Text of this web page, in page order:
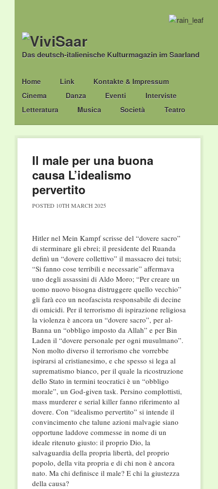
Das deutsch-italienische Kulturmagazin im Saarland
Main menu
Skip
to
content
Home Link
Kontakte & Impressum
Cinema
Danza Eventi
Interviste
Letteratura
Musica Società Teatro
Il male per una buona
causa L’idealismo
pervertito
POSTED 10TH MARCH 2025
Hitler nel Mein Kampf scrisse del “dovere sacro”
di sterminare gli ebrei; il presidente del Ruanda
definì un “dovere collettivo” il massacro dei tutsi;
“Si fanno cose terribili e necessarie” affermava
uno degli assassini di Aldo Moro; “Per creare un
uomo nuovo bisogna distruggere quello vecchio”
gli farà eco un neofascista responsabile di decine
di omicidi. Per il terrorismo di ispirazione religiosa
la violenza è ancora un “dovere sacro”, per al-
Banna un “obbligo imposto da Allah” e per Bin
Laden il “dovere personale per ogni musulmano”.
Non molto diverso il terrorismo che vorrebbe
ispirarsi al cristianesimo, e che spesso si lega al
suprematismo bianco, per il quale la ricostruzione
dello Stato in termini teocratici è un “obbligo
morale”, un God-given task. Persino complottisti,
mass murderer e serial killer fanno riferimento al
dovere. Con “idealismo pervertito” si intende il
convincimento che talune azioni malvagie siano
opportune laddove commesse in nome di un
ideale ritenuto giusto: il proprio Dio, la
salvaguardia della propria libertà, del proprio
popolo, della vita propria e di chi non è ancora
nato. Ma chi definisce il male? E chi la giustezza
della causa?